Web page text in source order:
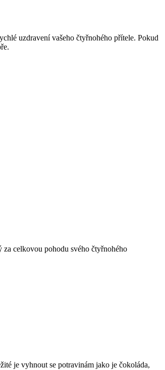
uzdravení vašeho čtyřnohého přítele. Pokud
za celkovou pohodu svého čtyřnohého
je vyhnout se potravinám jako je čokoláda,